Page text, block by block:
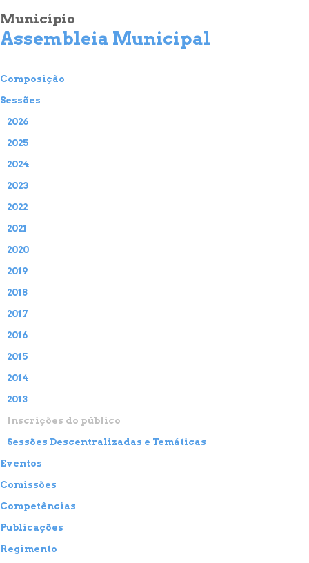
Município
Assembleia Municipal
Composição
Sessões
2026
2025
2024
2023
2022
2021
2020
2019
2018
2017
2016
2015
2014
2013
Inscrições do público
Sessões Descentralizadas e Temáticas
Eventos
Comissões
Competências
Publicações
Regimento